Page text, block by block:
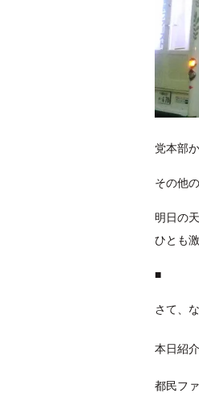
党本部
その他
明日の
ひとも
■
さて、
本日紹
都民フ